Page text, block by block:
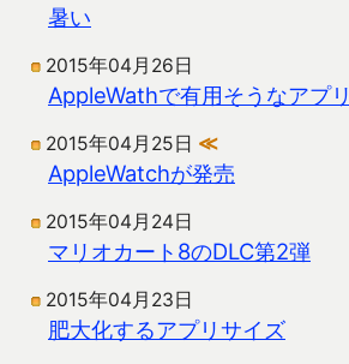
暑い
2015年04月26日
AppleWathで有用そうなアプリ
2015年04月25日 ≪
AppleWatchが発売
2015年04月24日
マリオカート8のDLC第2弾
2015年04月23日
肥大化するアプリサイズ